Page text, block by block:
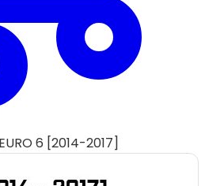
6 [2014-2017]